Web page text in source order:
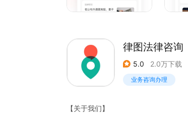
律图法律咨询
5.0 2.0万下载
业务咨询办理
【关于我们】